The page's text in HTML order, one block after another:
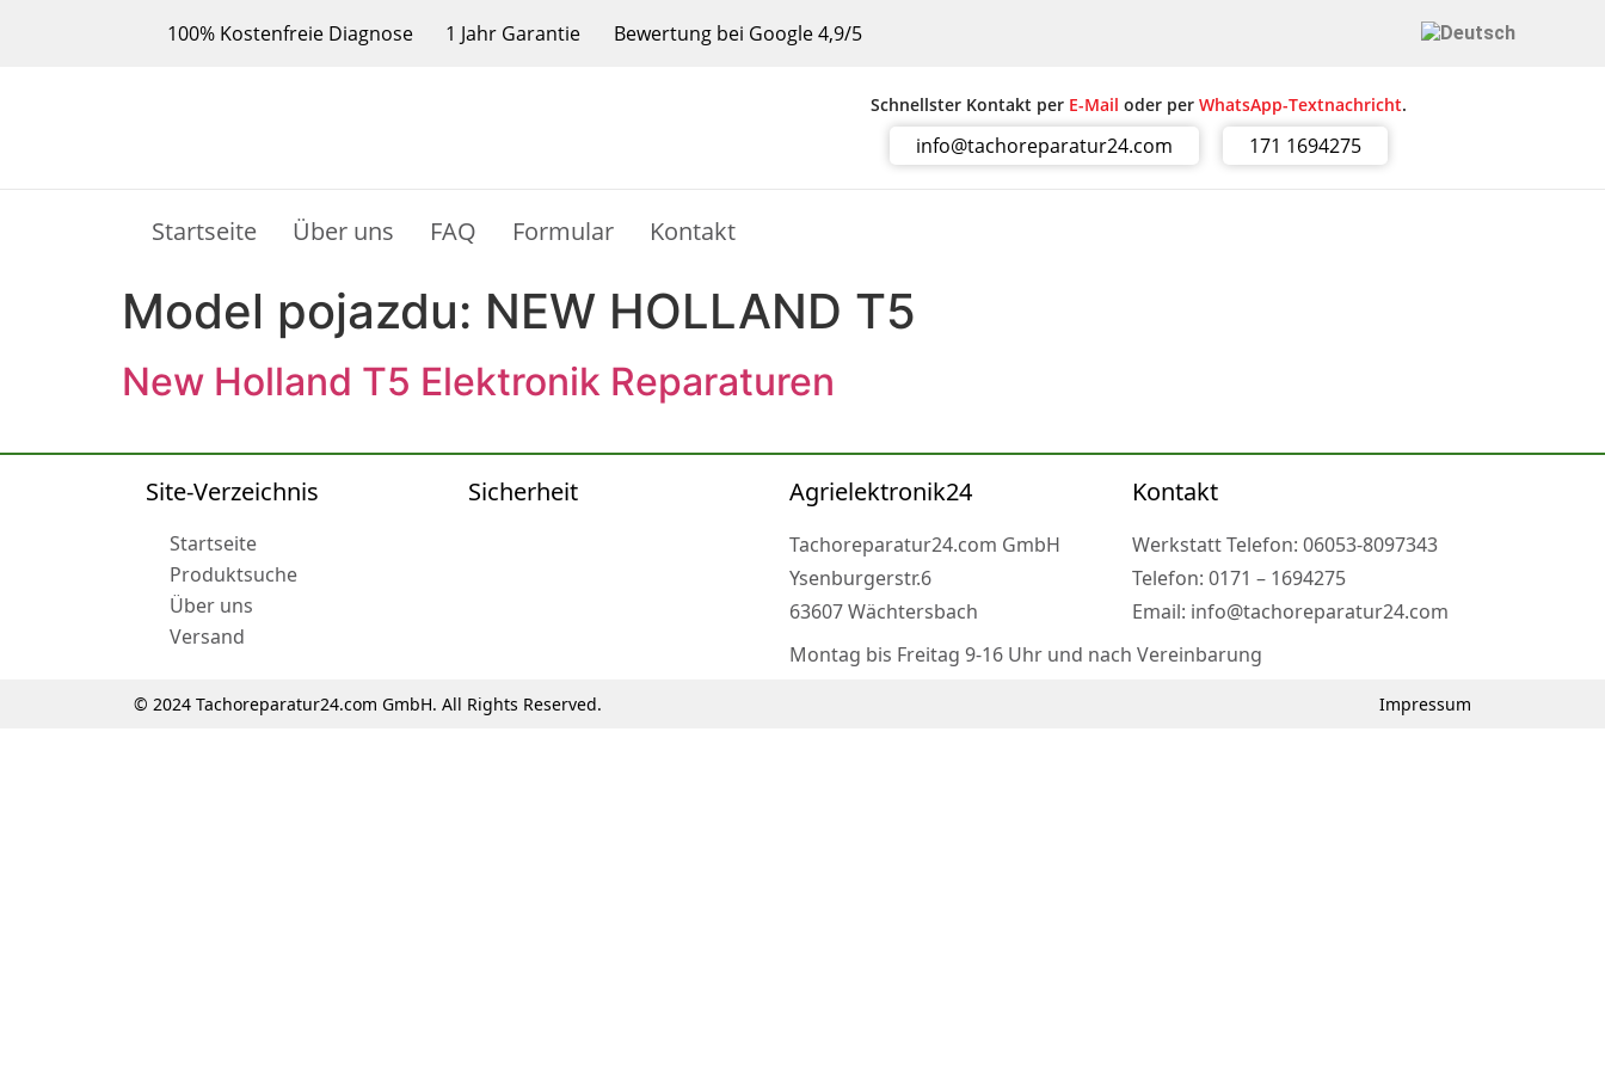
100% Kostenfreie Diagnose 1 Jahr Garantie Bewertung bei Google 4,9/5
Schnellster Kontakt per E-Mail oder perWhatsApp-Textnachricht.
info@tachoreparatur24.com 171 1694275
Startseite Über uns FAQ Formular Kontakt
Model pojazdu: NEW HOLLAND T5
New Holland T5 Elektronik Reparaturen
Site-Verzeichnis
Startseite
Produktsuche
Über uns
Versand
Sicherheit Agrielektronik24
Tachoreparatur24.com GmbH
Ysenburgerstr.6
63607 Wächtersbach
Kontakt
Werkstatt Telefon: 06053-8097343
Telefon: 0171 – 1694275
Email: info@tachoreparatur24.com
Montag bis Freitag 9-16 Uhr und nach Vereinbarung
© 2024 Tachoreparatur24.com GmbH. All Rights Reserved. Impressum